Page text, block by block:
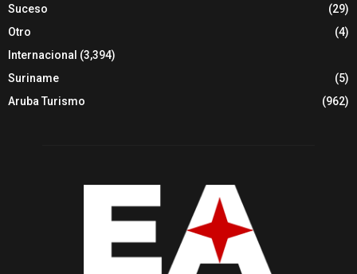
Suceso
(29)
Otro
(4)
Internacional (3,394)
Suriname
(5)
Aruba Turismo
(962)